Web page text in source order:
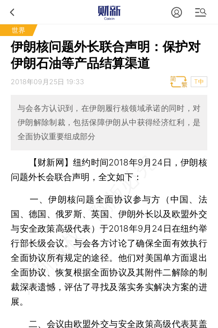
世界
伊朗核问题外长联合声明：保护对
伊朗石油等产品结算渠道
2018年09月25日 19:33 T中
与会各方认识到，在伊朗履行核领域承诺的同时，对
伊朗解除制裁，包括保障伊朗从中获得经济红利，是
全面协议重要组成部分
【财新网】纽约时间2018年9月24日，伊朗核
问题外长会联合声明，全文如下：
一、伊朗核问题全面协议参与方（中国、法
国、德国、俄罗斯、英国、伊朗外长以及欧盟外交
与安全政策高级代表）于2018年9月24日在纽约举
行部长级会议。与会各方讨论了确保全面有效执行
全面协议所有规定的途径。他们对美国单方面退出
全面协议、恢复根据全面协议及其附件二解除的制
裁深表遗憾，评估了寻找及落实务实解决方案的进
展。
二、会议由欧盟外交与安全政策高级代表莫盖